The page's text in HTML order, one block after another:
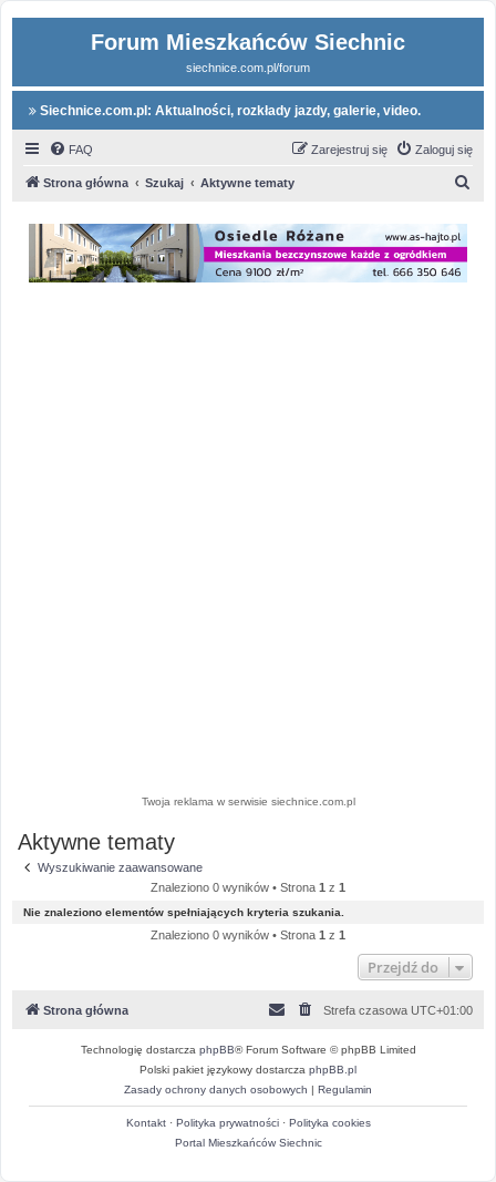
Forum Mieszkańców Siechnic
siechnice.com.pl/forum
Siechnice.com.pl: Aktualności, rozkłady jazdy, galerie, video.
FAQ Zaloguj się
Zarejestruj się
Strona główna Szukaj Aktywne tematy
Twoja reklama w serwisie siechnice.com.pl
Aktywne tematy
Wyszukiwanie zaawansowane
Znaleziono 0 wyników • Strona 1 z 1
Nie znaleziono elementów spełniających kryteria szukania.
Znaleziono 0 wyników • Strona 1 z 1
Przejdź do
Strona główna Strefa czasowa UTC+01:00
Technologię dostarcza phpBB® Forum Software © phpBB Limited
Polski pakiet językowy dostarcza phpBB.pl
Zasady ochrony danych osobowych | Regulamin
Kontakt· Polityka prywatności· Polityka cookies
Portal Mieszkańców Siechnic